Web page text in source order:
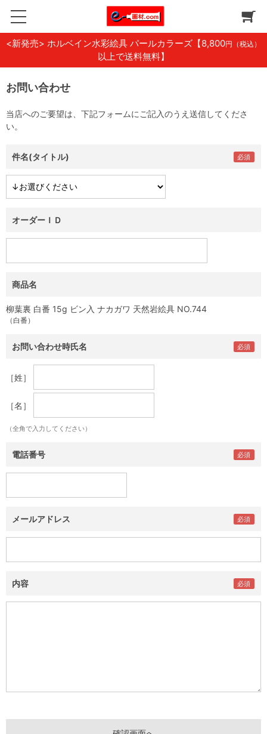
<新発売> ホルベイン水彩絵具 パールカラーズ 【8,800円（税込）
以上で送料無料】
お問い合わせ
当店へのご要望は、下記フォームにご記入のうえ送信してくださ
い。
件名(タイトル)
オーダーＩＤ
商品名
柳葉裏 白番 15g ビン入 ナカガワ 天然岩絵具 NO.744
（白番）
お問い合わせ時氏名
［姓］
［名］
（全角で入力してください）
電話番号
メールアドレス
内容